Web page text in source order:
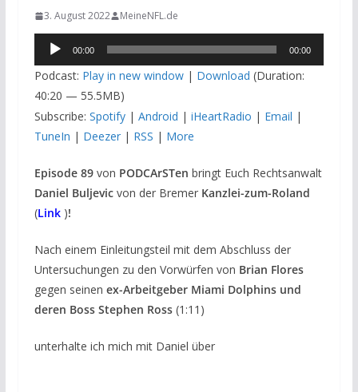
3. August 2022 MeineNFL.de
Audio-
Player
00:00 00:00
Podcast: Play in new window| Download (Duration:
40:20 — 55.5MB)
Subscribe: Spotify| Android | iHeartRadio | Email |
TuneIn | Deezer| RSS | More
Episode 89 von PODCArSTen bringt Euch Rechtsanwalt
Daniel Buljevic von der Bremer Kanzlei-zum-Roland
(Link)!
Nach einem Einleitungsteil mit dem Abschluss der
Untersuchungen zu den Vorwürfen von Brian Flores
gegen seinen ex-Arbeitgeber Miami Dolphins und
deren Boss Stephen Ross(1:11)
unterhalte ich mich mit Daniel über